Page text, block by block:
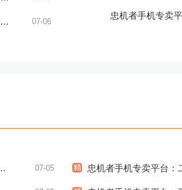
07-06
忠机者手机专卖
精 忠机者手机专卖平台：二手iPhone
07-05